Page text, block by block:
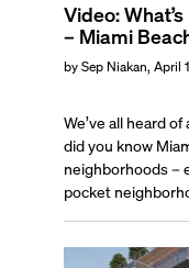
Video:
– Miami
by Sep Niakan, April
We’ve all heard
did you know
neighborhoods –
pocket
hidden gem of a